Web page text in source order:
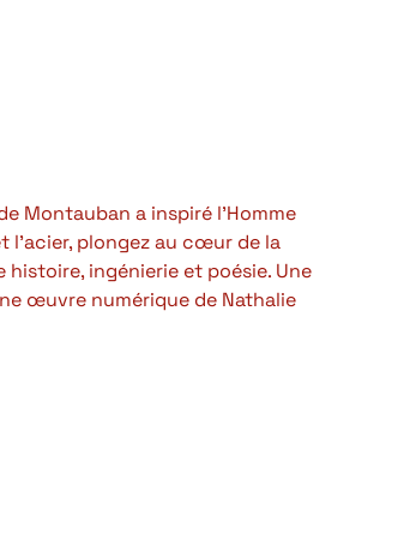
Montauban a inspiré l’Homme
l’acier, plongez au cœur de la
ingénierie et poésie. Une
œuvre numérique de Nathalie